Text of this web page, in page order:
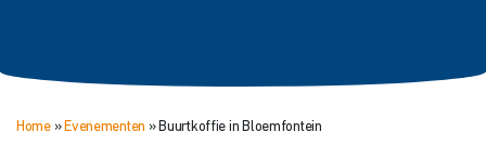
Home» Evenementen » Buurtkoffie in Bloemfontein